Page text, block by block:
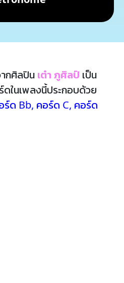
กศิลปิน เต๋า ภูศิลป์ เป็น
ในเพลงนี้ประกอบด้วย
ร์ด Bb, คอร์ด C, คอร์ด